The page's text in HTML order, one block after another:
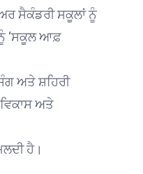
ਸੈਕੰਡਰੀ ਸਕੂਲਾਂ ਨੂੰ
ਨੂੰ ‘ਸਕੂਲ ਆਫ਼
ਅਤੇ ਸ਼ਹਿਰੀ
ਅਤੇ
ਹੈ।